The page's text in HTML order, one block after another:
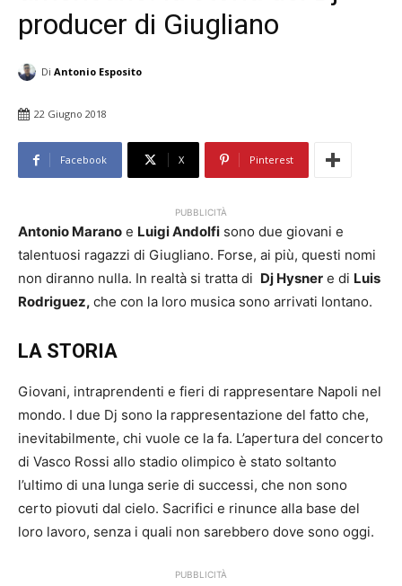
producer di Giugliano
Di Antonio Esposito
22 Giugno 2018
Facebook X Pinterest
PUBBLICITÀ
Antonio Marano e Luigi Andolfi sono due giovani e
talentuosi ragazzi di Giugliano. Forse, ai più, questi nomi
non diranno nulla. In realtà si tratta di Dj Hysner e di Luis
Rodriguez, che con la loro musica sono arrivati lontano.
LA STORIA
Giovani, intraprendenti e fieri di rappresentare Napoli nel
mondo. I due Dj sono la rappresentazione del fatto che,
inevitabilmente, chi vuole ce la fa. L’apertura del concerto
di Vasco Rossi allo stadio olimpico è stato soltanto
l’ultimo di una lunga serie di successi, che non sono
certo piovuti dal cielo. Sacrifici e rinunce alla base del
loro lavoro, senza i quali non sarebbero dove sono oggi.
PUBBLICITÀ